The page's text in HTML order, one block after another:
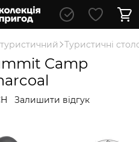
Туристичні
Camp
Залишити відгук